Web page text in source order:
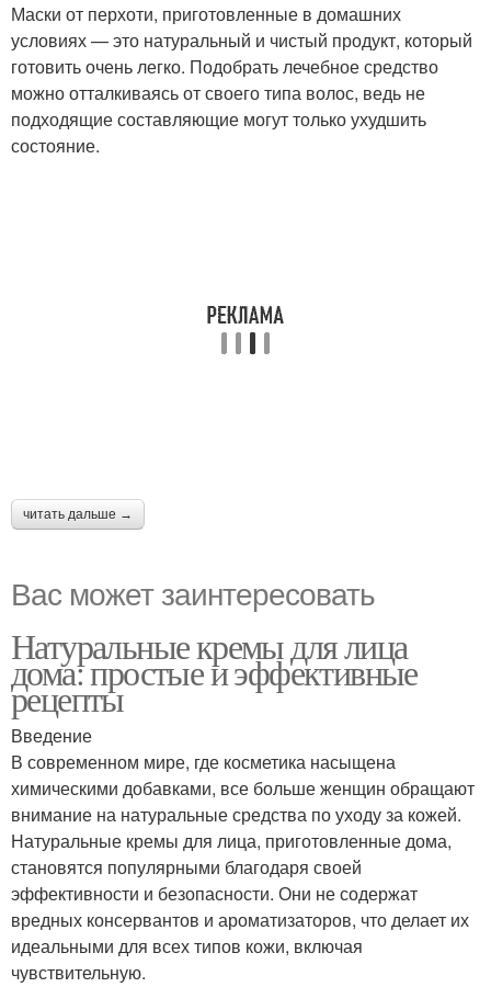
Маски от перхоти, приготовленные в домашних
условиях — это натуральный и чистый продукт, который
готовить очень легко. Подобрать лечебное средство
можно отталкиваясь от своего типа волос, ведь не
подходящие составляющие могут только ухудшить
состояние.
читать дальше →
Вас может заинтересовать
Натуральные кремы для лица
дома: простые и эффективные
рецепты
Введение
В современном мире, где косметика насыщена
химическими добавками, все больше женщин обращают
внимание на натуральные средства по уходу за кожей.
Натуральные кремы для лица, приготовленные дома,
становятся популярными благодаря своей
эффективности и безопасности. Они не содержат
вредных консервантов и ароматизаторов, что делает их
идеальными для всех типов кожи, включая
чувствительную.